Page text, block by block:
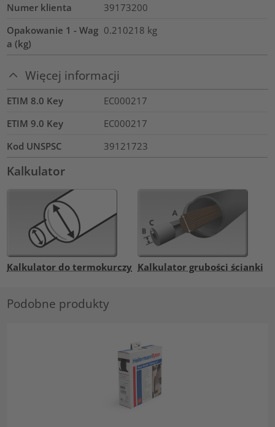
Numer klienta
39173200
Opakowanie 1 - Wag
a (kg)
0.210218 kg
Więcej informacji
ETIM 8.0 Key
EC000217
ETIM 9.0 Key
EC000217
Kod UNSPSC
39121723
Kalkulator
Kalkulator do termokurczy Kalkulator grubości ścianki
Podobne produkty